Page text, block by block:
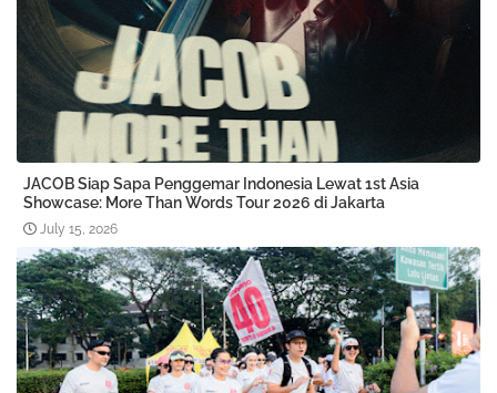
JACOB Siap Sapa Penggemar Indonesia Lewat 1st Asia
Showcase: More Than Words Tour 2026 di Jakarta
July 15, 2026